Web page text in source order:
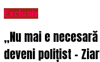
Exclusiv
„Nu mai e
deveni polițist –